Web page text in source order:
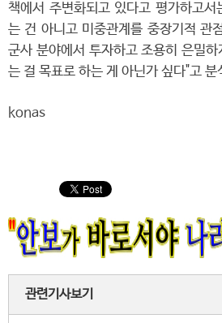
책에서 주변화되고 있다고 평가하고
는 건 아니고 미중관계를 중장기적 관
군사 분야에서 투자하고 조용히 은밀
는 걸 목표로 하는 게 아닌가 싶다"고
konas
관련기사보기